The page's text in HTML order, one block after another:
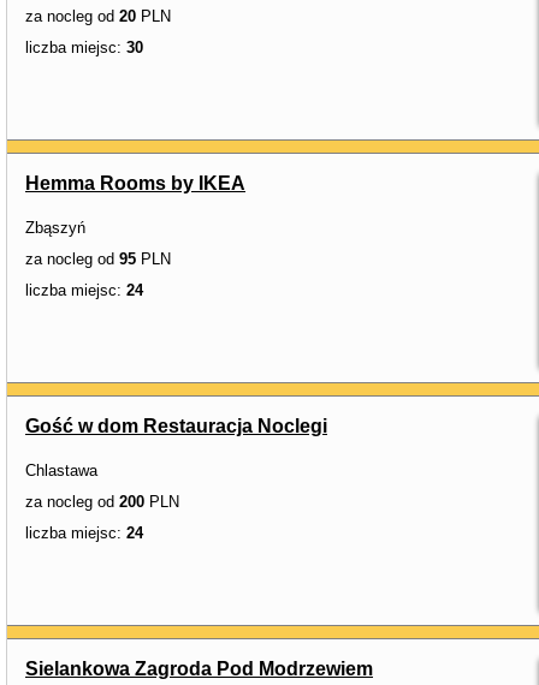
za nocleg od 20 PLN
liczba miejsc: 30
Hemma Rooms by IKEA
Zbąszyń
za nocleg od 95 PLN
liczba miejsc: 24
Gość w dom Restauracja Noclegi
Chlastawa
za nocleg od 200 PLN
liczba miejsc: 24
Sielankowa Zagroda Pod Modrzewiem